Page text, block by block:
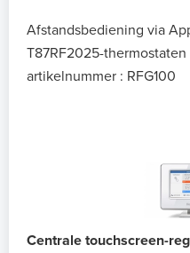
Afstandsbediening via
T87RF2025-thermostaten
artikelnummer : RFG100
Centrale touchscreen-